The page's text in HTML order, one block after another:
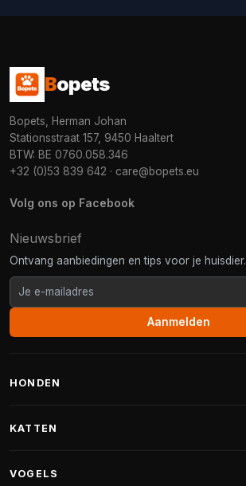
Bopets
Bopets, Herman Johan
Stationsstraat 157, 9450 Haaltert
BTW: BE 0760.058.346
+32 (0)53 839 642 · care@bopets.eu
Volg ons op Facebook
Nieuwsbrief
Ontvang aanbiedingen en tips voor je huisdier.
Aanmelden
HONDEN
Fantail hondenmanden
KATTEN
VOGELS